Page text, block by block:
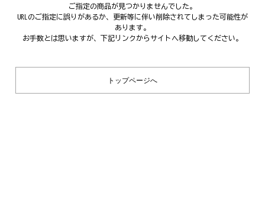
ご指定の商品が見つかりませんでした。
URLのご指定に誤りがあるか、更新等に伴い削除されてしまった可能性が
あります。
お手数とは思いますが、下記リンクからサイトへ移動してください。
トップページへ